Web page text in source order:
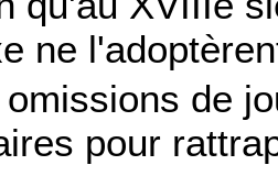
ne
de
pour